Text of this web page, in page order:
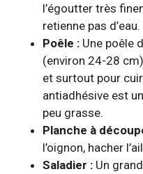
l’égoutter très
retienne pas d’eau.
Poêle : Une poêle
(environ 24-28
et surtout pour
antiadhésive est
peu grasse.
Planche à
l’oignon, hacher
Saladier : Un